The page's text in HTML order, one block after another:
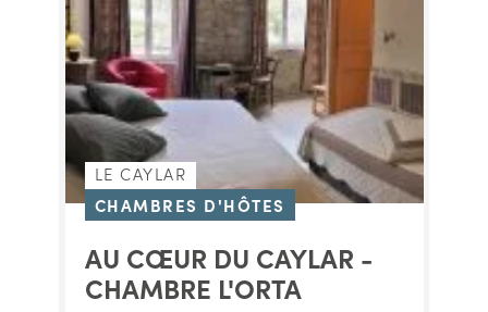
LE CAYLAR
CHAMBRES D'HÔTES
AU CŒUR DU CAYLAR -
CHAMBRE L'ORTA